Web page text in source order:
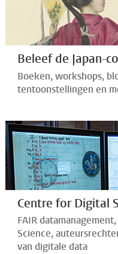
Beleef de Japan-
Boeken, workshops,
tentoonstellingen en
Centre for Digital
FAIR
Science,
van digitale data